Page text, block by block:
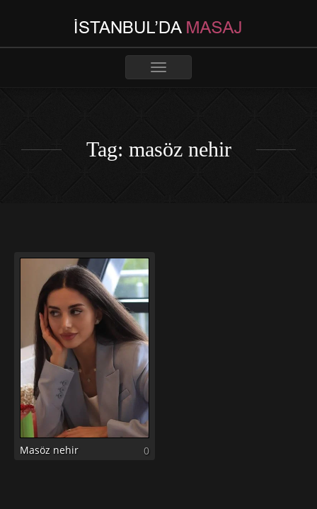
Toggle
Tag: masöz nehir
Masöz nehir 0